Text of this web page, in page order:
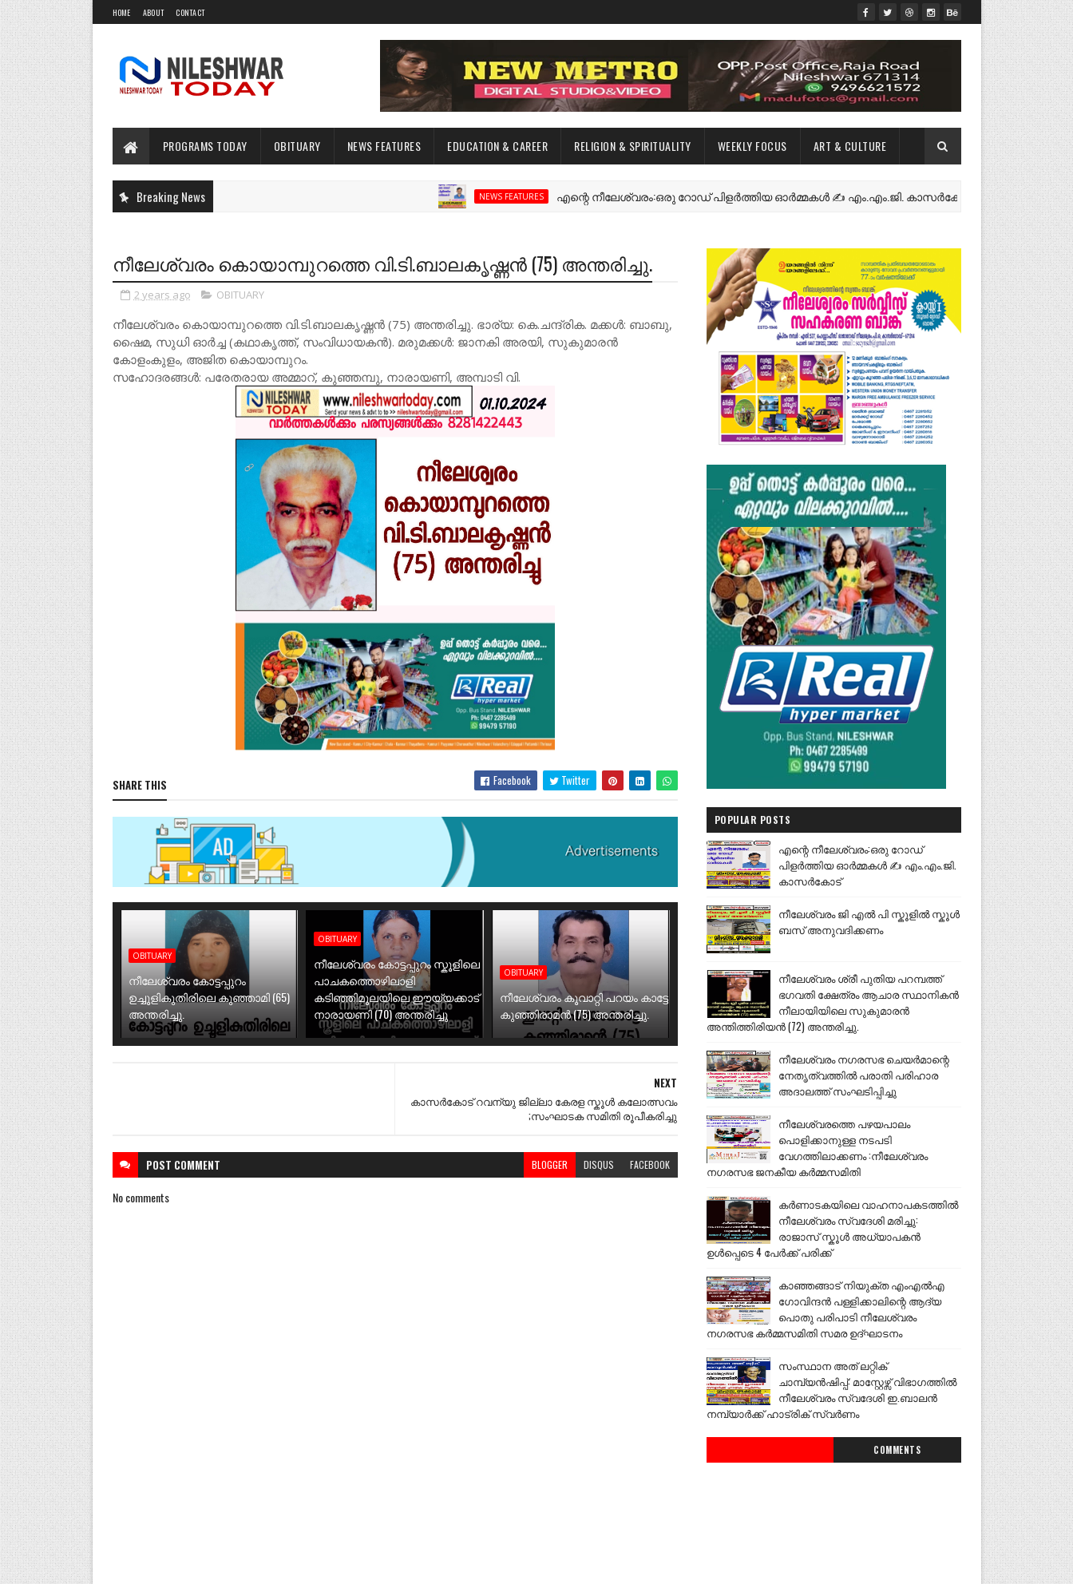
HOME ABOUT CONTACT
PROGRAMS TODAY OBITUARY NEWS FEATURES EDUCATION & CAREER RELIGION & SPIRITUALITY WEEKLY FOCUS ART & CULTURE
Breaking News NEWS FEATURES എന്റെ നീലേശ്വരം:ഒരു റോഡ് പിളർത്തിയ ഓർമ്മകൾ ✍️ എം.എം.ജി. കാസർകോട് NEWS FEATURES
നീലേശ്വരം കൊയാമ്പുറത്തെ വി.ടി.ബാലകൃഷ്ണൻ (75) അന്തരിച്ചു.
2 years ago OBITUARY
നീലേശ്വരം കൊയാമ്പുറത്തെ വി.ടി.ബാലകൃഷ്ണൻ (75) അന്തരിച്ചു. ഭാര്യ: കെ.ചന്ദ്രിക. മക്കൾ: ബാബു,
ഷൈമ, സുധി ഓർച്ച (കഥാകൃത്ത്, സംവിധായകൻ). മരുമക്കൾ: ജാനകി അരയി, സുകുമാരൻ
കോളംകുളം, അജിത കൊയാമ്പുറം.
സഹോദരങ്ങൾ: പരേതരായ അമ്മാറ്, കുഞ്ഞമ്പു, നാരായണി, അമ്പാടി വി.
SHARE THIS Facebook Twitter
OBITUARY
നീലേശ്വരം കോട്ടപ്പുറം
ഉച്ചൂളികുതിരിലെ കുഞ്ഞാമി (65)
അന്തരിച്ചു.
OBITUARY
നീലേശ്വരം കോട്ടപ്പുറം സ്കൂളിലെ
പാചകത്തൊഴിലാളി
കടിഞ്ഞിമൂലയിലെ ഈയ്യക്കാട്
നാരായണി (70) അന്തരിച്ചു
OBITUARY
നീലേശ്വരം കൂവാറ്റി പറയം കാട്ടേ
കുഞ്ഞിരാമൻ (75) അന്തരിച്ചു.
NEXT
കാസർകോട് റവന്യു ജില്ലാ കേരള സ്കൂൾ കലോത്സവം
;സംഘാടക സമിതി രൂപീകരിച്ചു
POST COMMENT BLOGGER DISQUS FACEBOOK
No comments
POPULAR POSTS
എന്റെ നീലേശ്വരം:ഒരു റോഡ്
പിളർത്തിയ ഓർമ്മകൾ ✍️ എം.എം.ജി.
കാസർകോട്
നീലേശ്വരം ജി എൽ പി സ്കൂളിൽ സ്കൂൾ
ബസ് അനുവദിക്കണം
നീലേശ്വരം ശ്രീ പുതിയ പറമ്പത്ത്
ഭഗവതി ക്ഷേത്രം ആചാര സ്ഥാനികൻ
നീലായിയിലെ സുകുമാരൻ
അന്തിത്തിരിയൻ (72) അന്തരിച്ചു.
നീലേശ്വരം നഗരസഭ ചെയർമാന്റെ
നേതൃത്വത്തിൽ പരാതി പരിഹാര
അദാലത്ത് സംഘടിപ്പിച്ചു
നീലേശ്വരത്തെ പഴയപാലം
പൊളിക്കാനുള്ള നടപടി
വേഗത്തിലാക്കണം :നീലേശ്വരം
നഗരസഭ ജനകീയ കർമ്മസമിതി
കർണാടകയിലെ വാഹനാപകടത്തിൽ
നീലേശ്വരം സ്വദേശി മരിച്ചു:
രാജാസ് സ്കൂൾ അധ്യാപകൻ
ഉൾപ്പെടെ 4 പേർക്ക് പരിക്ക്
കാഞ്ഞങ്ങാട് നിയുക്ത എംഎൽഎ
ഗോവിന്ദൻ പള്ളിക്കാലിന്റെ ആദ്യ
പൊതു പരിപാടി നീലേശ്വരം
നഗരസഭ കർമ്മസമിതി സമര ഉദ്ഘാടനം
സംസ്ഥാന അത് ലറ്റിക്
ചാമ്പ്യൻഷിപ്പ്: മാസ്റ്റേഴ്സ് വിഭാഗത്തിൽ
നീലേശ്വരം സ്വദേശി ഇ.ബാലൻ
നമ്പ്യാർക്ക് ഹാട്രിക് സ്വർണം
COMMENTS